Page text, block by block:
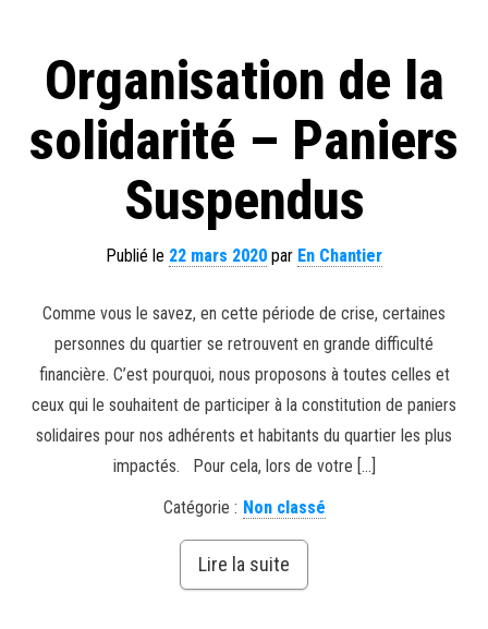
Organisation de la
solidarité – Paniers
Suspendus
Publié le 22 mars 2020 par En Chantier
Comme vous le savez, en cette période de crise, certaines
personnes du quartier se retrouvent en grande difficulté
financière. C’est pourquoi, nous proposons à toutes celles et
ceux qui le souhaitent de participer à la constitution de paniers
solidaires pour nos adhérents et habitants du quartier les plus
impactés. Pour cela, lors de votre […]
Catégorie : Non classé
Lire la suite